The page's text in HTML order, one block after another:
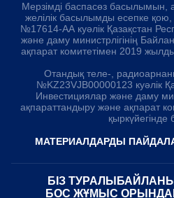
Мерзімді баспасөз басылымын,
желілік басылымды есепке
№17614-АА куәлік Қазақстан
және даму министрлігінің
ақпарат комитетімен 2019
Отандық теле-,
№KZ23VJB00000123 куәлік
Инвестициялар және даму
ақпараттандыру және ақпарат
қыркүйегінде
МАТЕРИАЛДАРДЫ
БІЗ ТУРАЛЫ
БОС ЖҰМЫС